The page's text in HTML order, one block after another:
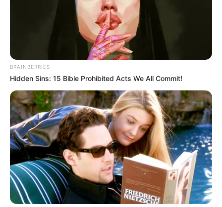
BRAINBERRIES
Hidden Sins: 15 Bible Prohibited Acts We All Commit!